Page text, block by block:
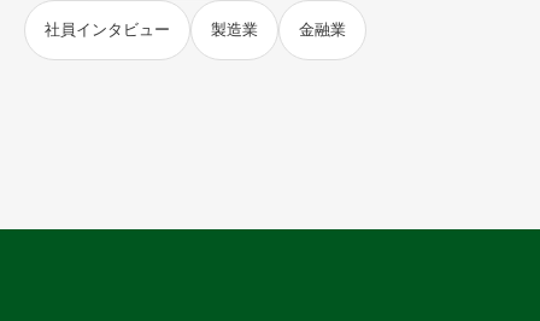
社員インタビュー 製造業 金融業